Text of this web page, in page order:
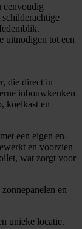
uitnodigen tot een
die direct in
inbouwkeuken
koelkast en
een eigen en-
en voorzien
wat zorgt voor
en
unieke locatie.